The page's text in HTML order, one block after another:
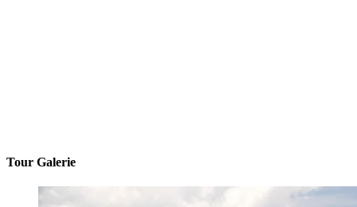
Tour Galerie